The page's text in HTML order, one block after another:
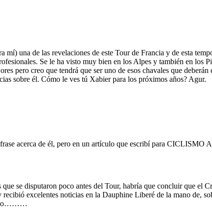
mí) una de las revelaciones de este Tour de Francia y de esta
Se le ha visto muy bien en los Alpes y también en los
pero creo que tendrá que ser uno de esos chavales que
sobre él. Cómo le ves tú Xabier para los próximos años? Agur.
acerca de él, pero en un artículo que escribí para CICLISMO
se disputaron poco antes del Tour, habría que concluir que el
excelentes noticias en la Dauphine Liberé de la mano